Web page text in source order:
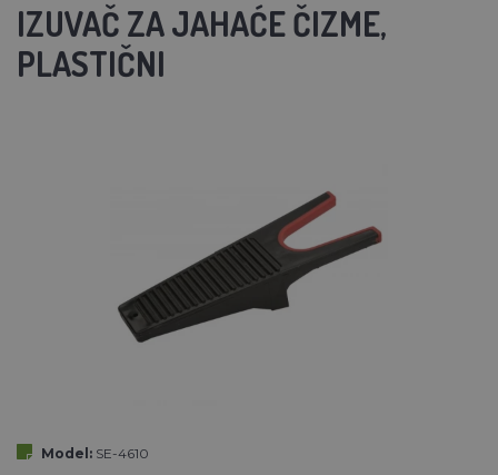
IZUVAČ ZA JAHAĆE ČIZME,
PLASTIČNI
Model: SE-4610